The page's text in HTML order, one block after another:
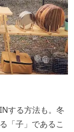
する方法も。冬
「子」であるこ